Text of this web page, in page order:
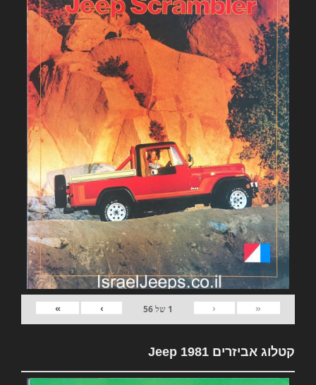
«
‹
1 של56
›
»
קטלוג אביזרים 1981 Jeep